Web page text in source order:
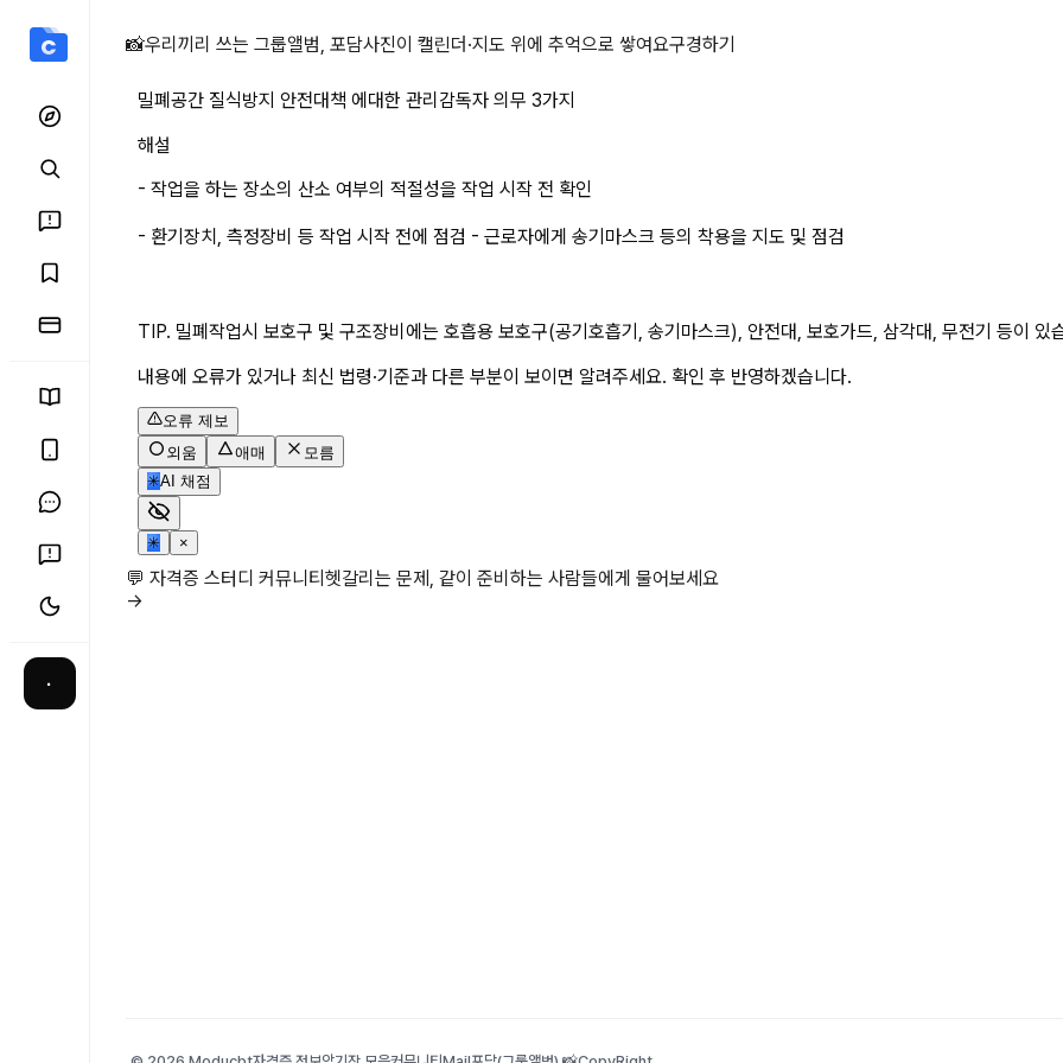
·
밀폐공간 질식방지 안전대책 에대한 관리감독자 의무 3가지 상세
📸우리끼리 쓰는 그룹앨범, 포담사진이 캘린더·지도 위에 추억으로 쌓여요구경하기
밀폐공간 질식방지 안전대책 에대한 관리감독자 의무 3가지
해설
- 작업을 하는 장소의 산소 여부의 적절성을 작업 시작 전 확인
- 환기장치, 측정장비 등 작업 시작 전에 점검 - 근로자에게 송기마스크 등의 착용을 지도 및 점검
TIP. 밀폐작업시 보호구 및 구조장비에는 호흡용 보호구(공기호흡기, 송기마스크), 안전대, 보호가드, 삼각대, 무전기 등이 있
내용에 오류가 있거나 최신 법령·기준과 다른 부분이 보이면 알려주세요. 확인 후 반영하겠습니다.
오류 제보
외움
애매
모름
✳AI 채점
✳ ×
💬 자격증 스터디 커뮤니티헷갈리는 문제, 같이 준비하는 사람들에게 물어보세요
→